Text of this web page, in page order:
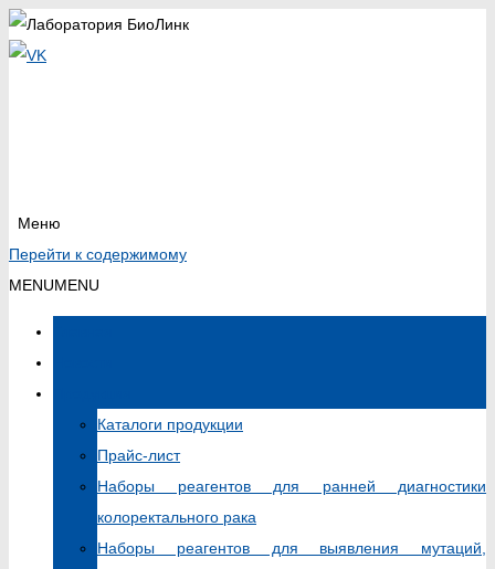
Меню
Перейти к содержимому
MENUMENU
Каталоги продукции
Прайс-лист
Наборы реагентов для ранней диагностики
колоректального рака
Наборы реагентов для выявления мутаций,